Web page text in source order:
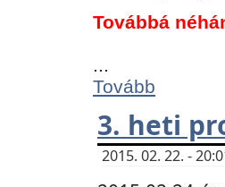
Továbbá
...
Tovább
3. heti
2015. 02. 22. -